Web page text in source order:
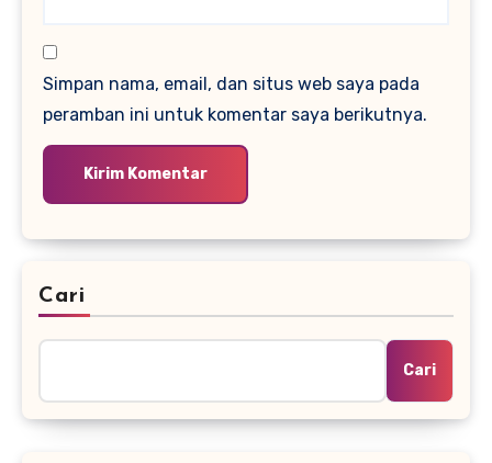
Simpan nama, email, dan situs web saya pada
peramban ini untuk komentar saya berikutnya.
Cari
Cari